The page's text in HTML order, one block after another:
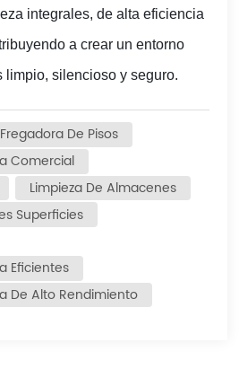
integrales, de alta eficiencia
a crear un entorno
limpio, silencioso y seguro.
Fregadora De Pisos
Comercial
Limpieza De Almacenes
Superficies
Eficientes
De Alto Rendimiento